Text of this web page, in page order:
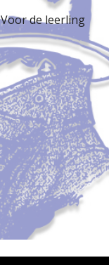
Voor de leerling